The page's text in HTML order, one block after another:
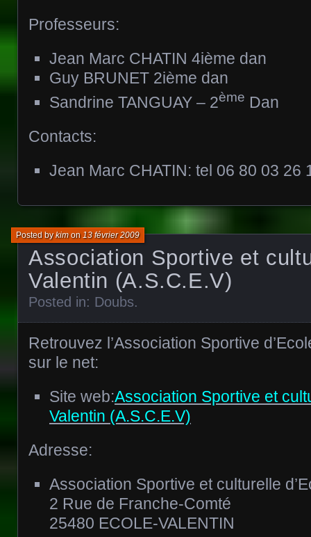
Professeurs:
Jean Marc CHATIN 4ième dan
Guy BRUNET 2ième dan
Sandrine TANGUAY – 2ème Dan
Contacts:
Jean Marc CHATIN: tel 06 80 03 26
Association Sportive et
Valentin (A.S.C.E.V)
Posted bykimon 13 février 2009
Posted in: Doubs.
Retrouvez l’Association Sportive
sur le net:
Site web:Association Sportive et
Valentin (A.S.C.E.V)
Adresse:
Association Sportive et culturelle
2 Rue de Franche-Comté
25480 ECOLE-VALENTIN